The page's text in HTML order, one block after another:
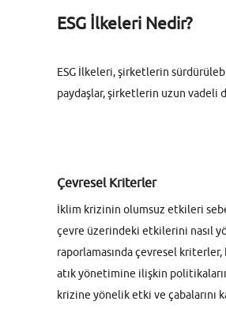
ESG İlkeleri Nedir?
ESG İlkeleri, şirketlerin
paydaşlar, şirketlerin uzun vadeli
Çevresel Kriterler
İklim krizinin olumsuz etkileri
çevre üzerindeki etkilerini nasıl
raporlamasında çevresel kriterler,
atık yönetimine ilişkin
krizine yönelik etki ve çabalarını